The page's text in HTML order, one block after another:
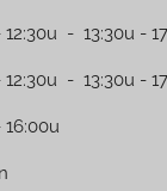
- 13:30u -
- 13:30u -
-